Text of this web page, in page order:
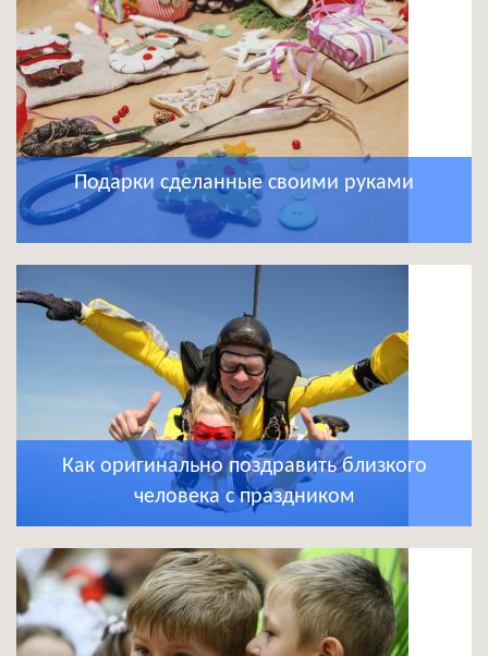
Подарки сделанные своими руками
Как оригинально поздравить близкого
человека с праздником